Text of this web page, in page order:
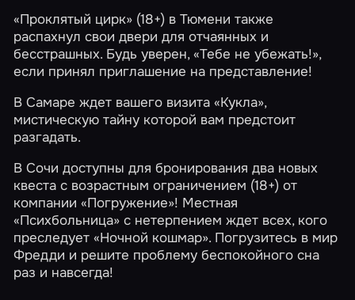
«Проклятый цирк» (18+) в Тюмени также
распахнул свои двери для отчаянных и
бесстрашных. Будь уверен, «Тебе не убежать!»,
если принял приглашение на представление!
В Самаре ждет вашего визита«Кукла»,
мистическую тайну которой вам предстоит
разгадать.
В Сочи доступны для бронирования два новых
квеста с возрастным ограничением (18+) от
компании «Погружение»! Местная
«Психбольница» с нетерпением ждет всех, кого
преследует«Ночной кошмар». Погрузитесь в мир
Фредди и решите проблему беспокойного сна
раз и навсегда!